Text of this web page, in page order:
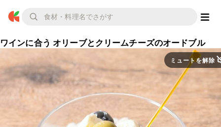
ワインに合う オリーブとクリームチーズのオードブル
ミュートを解除